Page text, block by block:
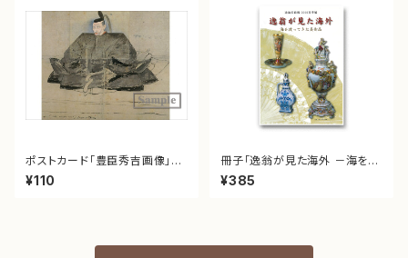
ポストカード「豊臣秀吉画像」<
重文>
¥110
冊子「逸翁が見た海外 －海を渡
ってきた美術品－」
¥385